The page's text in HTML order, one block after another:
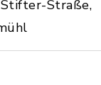
Straße,